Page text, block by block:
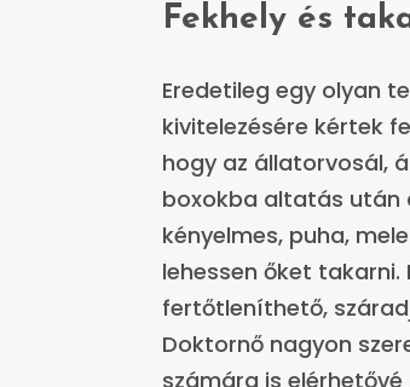
Fekhely és
Eredetileg egy olyan
kivitelezésére kértek
hogy az állatorvosál,
boxokba altatás után
kényelmes, puha,
lehessen őket
fertőtleníthető,
Doktornő nagyon
számára is